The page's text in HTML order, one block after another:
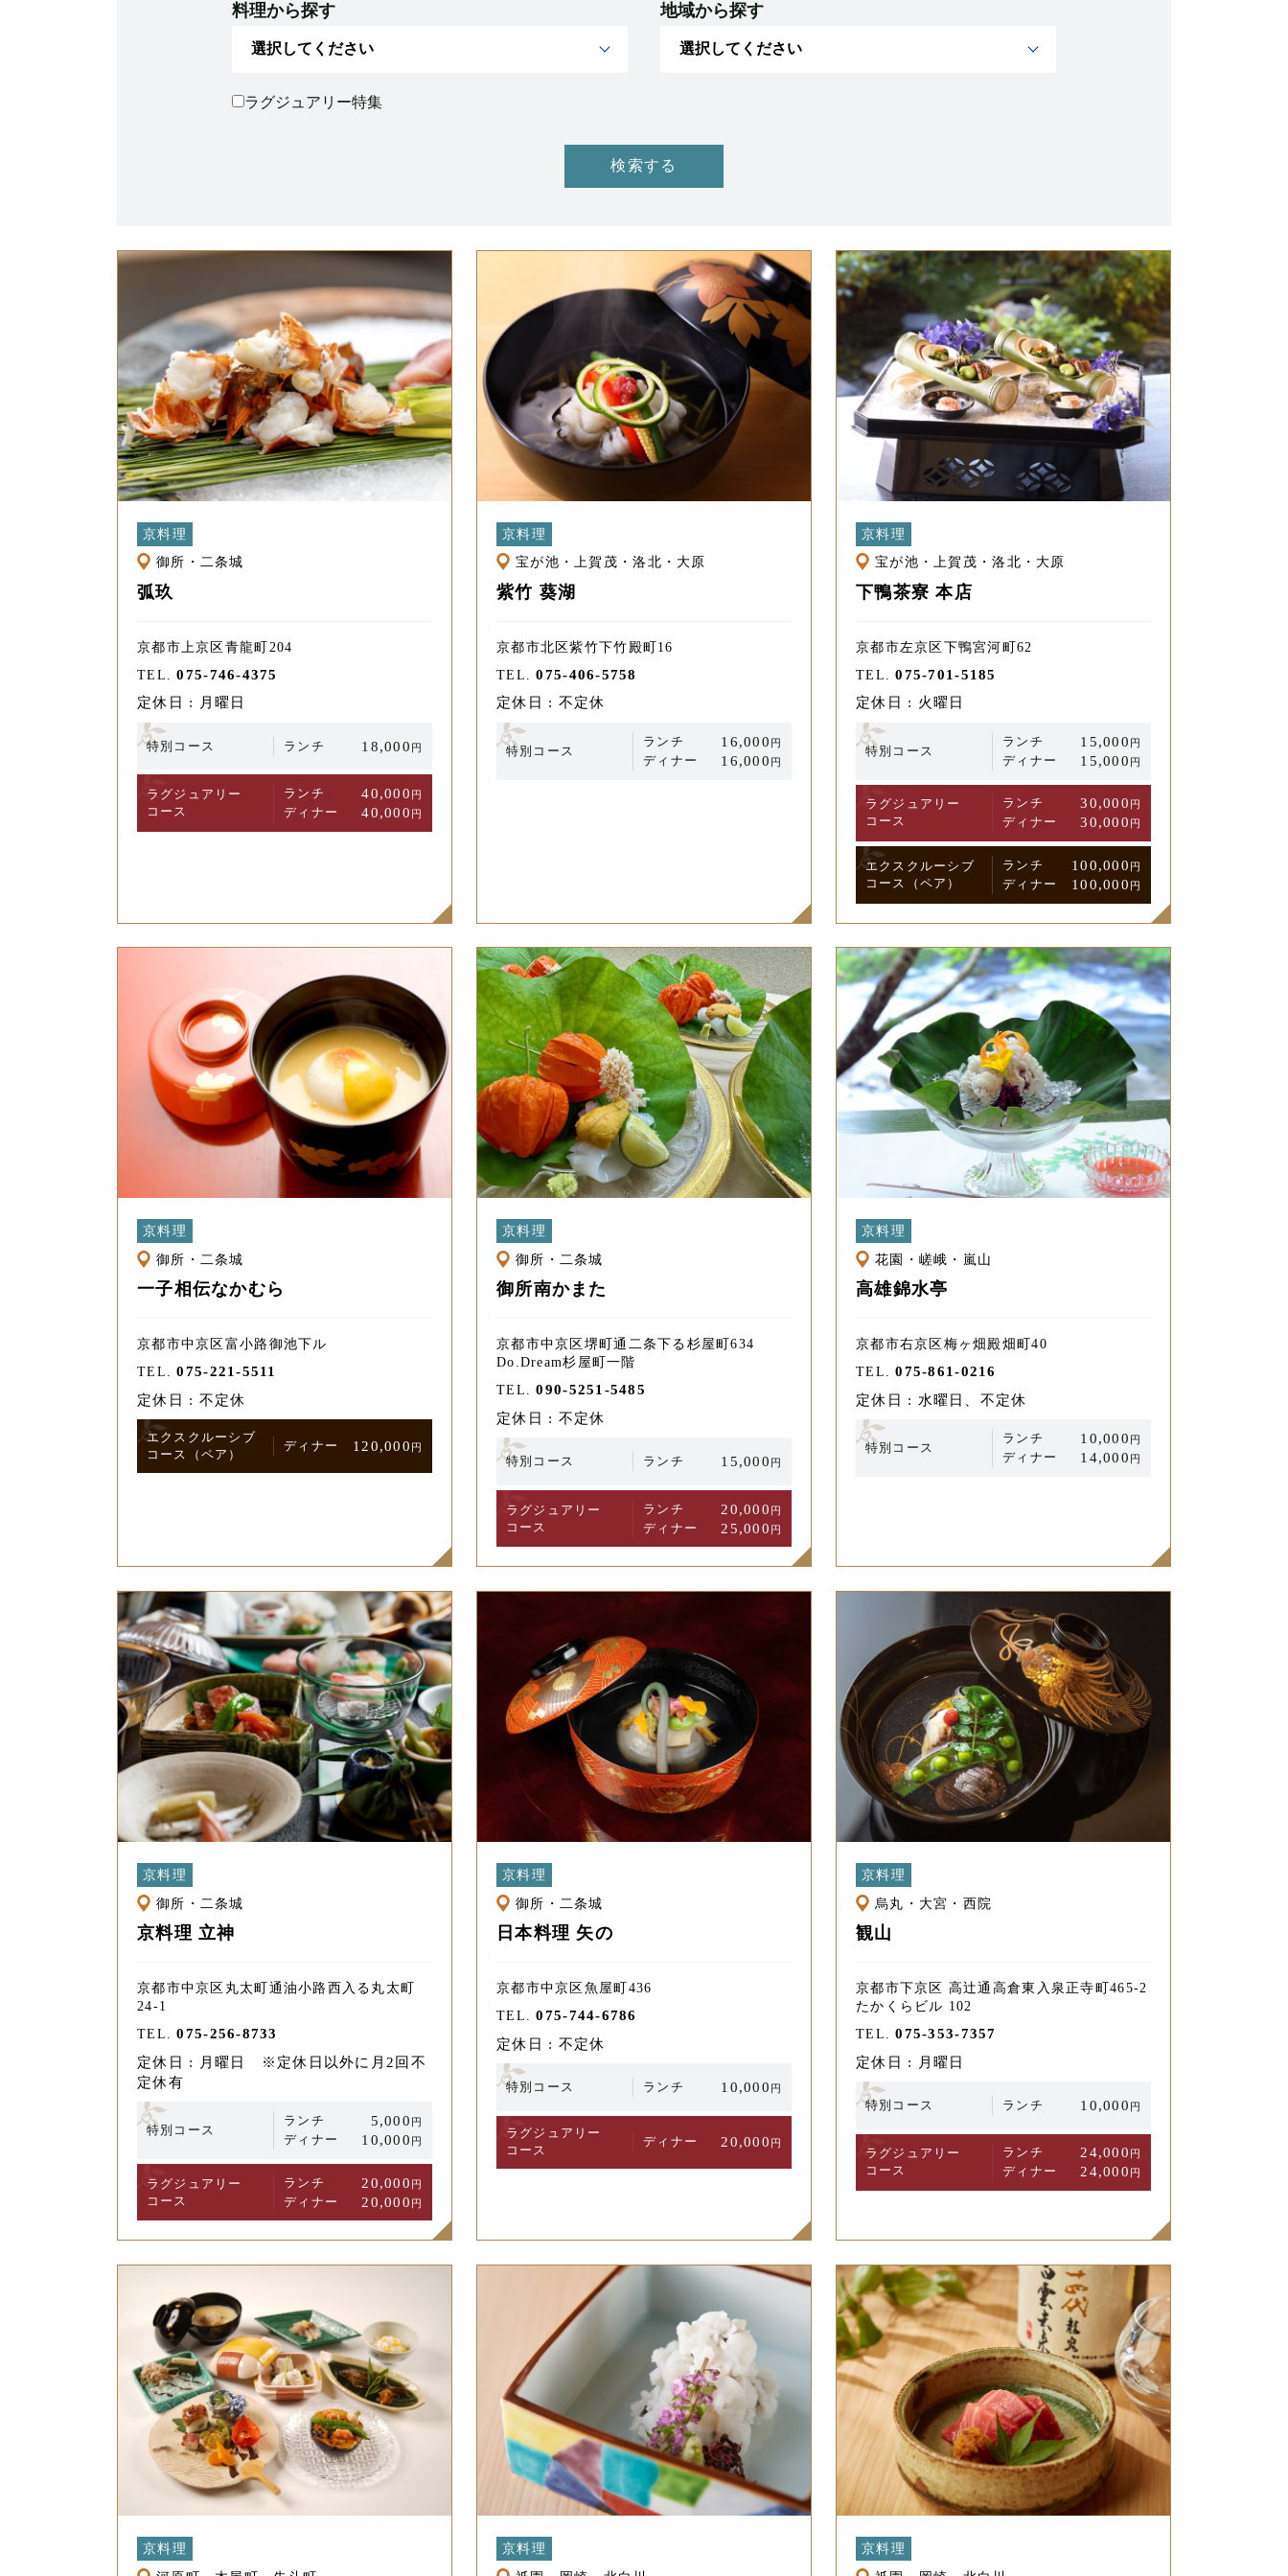
料理から探す 地域から探す
ラグジュアリー特集
京料理
御所・二条城
弧玖
京都市上京区青龍町204
TEL.075-746-4375
定休日 : 月曜日
特別コース ランチ 18,000 円
ラグジュアリー
コース
ランチ 40,000 円
ディナー 40,000 円
京料理
宝が池・上賀茂・洛北・大原
紫竹 葵湖
京都市北区紫竹下竹殿町16
TEL.075-406-5758
定休日 : 不定休
特別コース
ランチ 16,000 円
ディナー 16,000 円
京料理
宝が池・上賀茂・洛北・大原
下鴨茶寮 本店
京都市左京区下鴨宮河町62
TEL.075-701-5185
定休日 : 火曜日
特別コース
ランチ 15,000 円
ディナー 15,000 円
ラグジュアリー
コース
ランチ 30,000 円
ディナー 30,000 円
エクスクルーシブ
コース
（ペア）
ランチ 100,000 円
ディナー 100,000 円
京料理
御所・二条城
一子相伝なかむら
京都市中京区富小路御池下ル
TEL.075-221-5511
定休日 : 不定休
エクスクルーシブ
コース
（ペア）
ディナー 120,000 円
京料理
御所・二条城
御所南かまた
京都市中京区堺町通二条下る杉屋町634
Do.Dream杉屋町一階
TEL.090-5251-5485
定休日 : 不定休
特別コース ランチ 15,000 円
ラグジュアリー
コース
ランチ 20,000 円
ディナー 25,000 円
京料理
花園・嵯峨・嵐山
高雄錦水亭
京都市右京区梅ヶ畑殿畑町40
TEL.075-861-0216
定休日 : 水曜日、不定休
特別コース
ランチ 10,000 円
ディナー 14,000 円
京料理
御所・二条城
京料理 立神
京都市中京区丸太町通油小路西入る丸太町
24-1
TEL.075-256-8733
定休日 : 月曜日 ※定休日以外に月2回不
定休有
特別コース
ランチ 5,000 円
ディナー 10,000 円
ラグジュアリー
コース
ランチ 20,000 円
ディナー 20,000 円
京料理
御所・二条城
日本料理 矢の
京都市中京区魚屋町436
TEL.075-744-6786
定休日 : 不定休
特別コース ランチ 10,000 円
ラグジュアリー
コース
ディナー 20,000 円
京料理
烏丸・大宮・西院
観山
京都市下京区 高辻通高倉東入泉正寺町465-2
たかくらビル 102
TEL.075-353-7357
定休日 : 月曜日
特別コース ランチ 10,000 円
ラグジュアリー
コース
ランチ 24,000 円
ディナー 24,000 円
京料理
京料理
京料理